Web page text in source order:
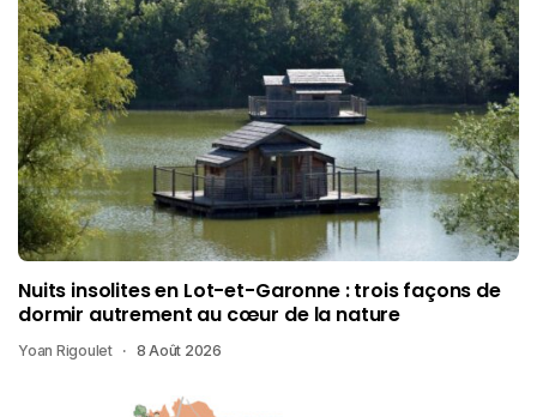
Nuits insolites en Lot-et-Garonne : trois façons de
dormir autrement au cœur de la nature
Yoan Rigoulet 8 Août 2026